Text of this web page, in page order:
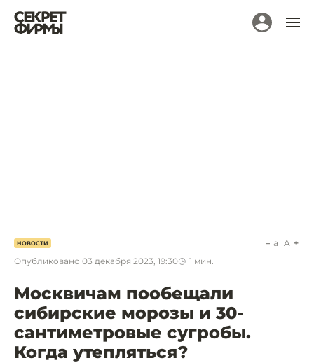
НОВОСТИ
Опубликовано 03 декабря 2023, 19:30 1 мин.
a A
Москвичам пообещали
сибирские морозы и 30-
сантиметровые сугробы.
Когда утепляться?